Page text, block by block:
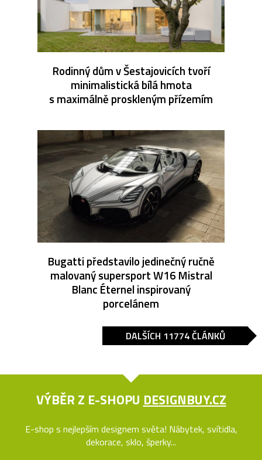
Rodinný dům v Šestajovicích tvoří
minimalistická bílá hmota
s maximálně proskleným přízemím
Bugatti představilo jedinečný ručně
malovaný supersport W16 Mistral
Blanc Éternel inspirovaný
porcelánem
DALŠÍCH 11774 ČLÁNKŮ
VÝBĚR Z E-SHOPU DESIGNBUY.CZ
E-shop s nejlepším designem světa! Nábytek, svítidla,
dekorace, sklo, šperky...